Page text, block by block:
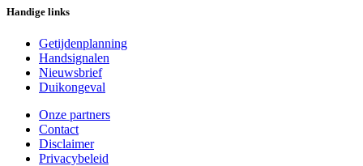
Handige links
Getijdenplanning
Handsignalen
Nieuwsbrief
Duikongeval
Onze partners
Contact
Disclaimer
Privacybeleid